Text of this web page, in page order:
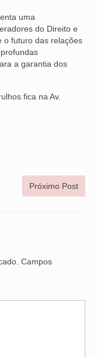
uma
do Direito e
o futuro das relações
a garantia dos
fica na Av.
Próximo Post
Campos